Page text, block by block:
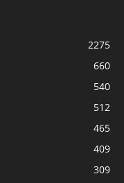
2275
660
540
512
465
409
309